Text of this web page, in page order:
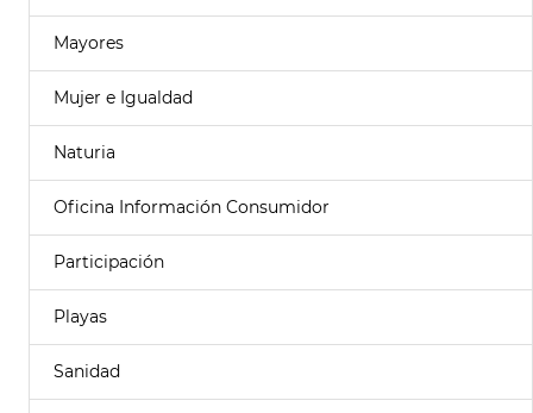
Mayores
Mujer e Igualdad
Naturia
Oficina Información Consumidor
Participación
Playas
Sanidad